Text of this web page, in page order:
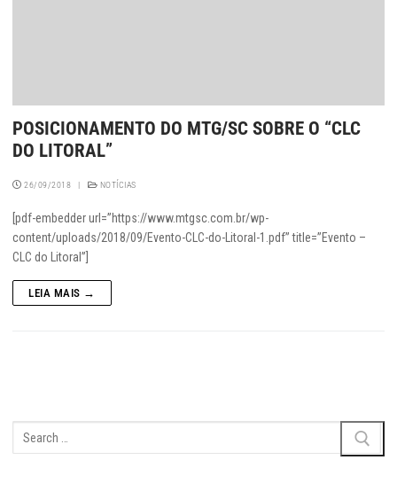
POSICIONAMENTO DO MTG/SC SOBRE O “CLC
DO LITORAL”
26/09/2018 | NOTÍCIAS
[pdf-embedder url=”https://www.mtgsc.com.br/wp-
content/uploads/2018/09/Evento-CLC-do-Litoral-1.pdf” title=”Evento –
CLC do Litoral”]
LEIA MAIS →
Pesquisar
por: